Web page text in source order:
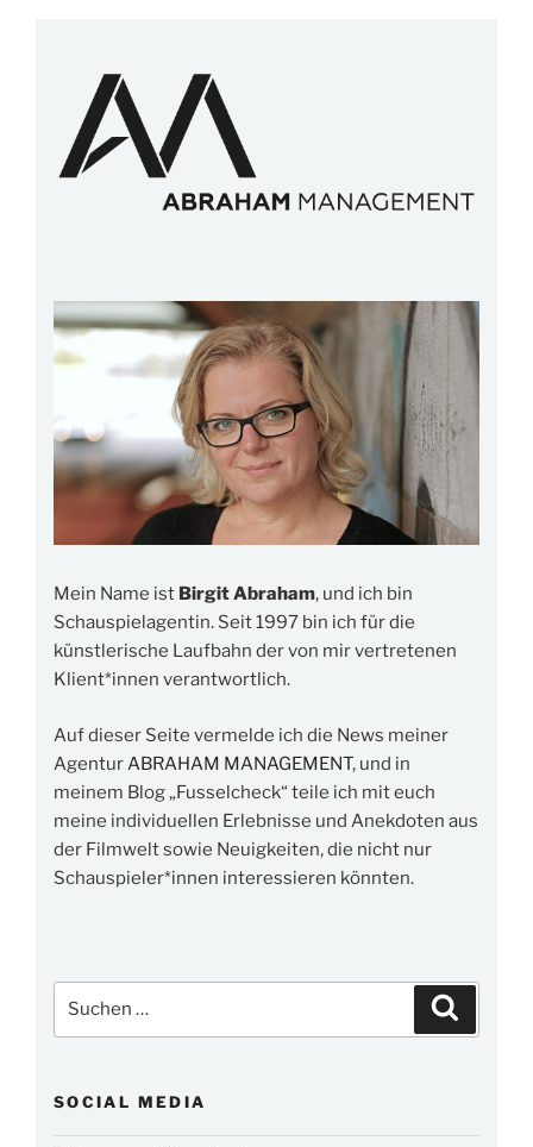
Mein Name ist Birgit Abraham, und ich bin
Schauspielagentin. Seit 1997 bin ich für die
künstlerische Laufbahn der von mir vertretenen
Klient*innen verantwortlich.
Auf dieser Seite vermelde ich die News meiner
Agentur ABRAHAM MANAGEMENT, und in
meinem Blog „Fusselcheck“ teile ich mit euch
meine individuellen Erlebnisse und Anekdoten aus
der Filmwelt sowie Neuigkeiten, die nicht nur
Schauspieler*innen interessieren könnten.
nach:
SOCIAL MEDIA